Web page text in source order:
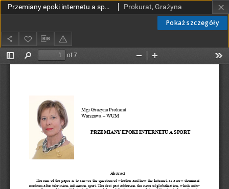
Pokaż szczegóły
Przemiany epoki internetu a sport Prokurat, Grażyna